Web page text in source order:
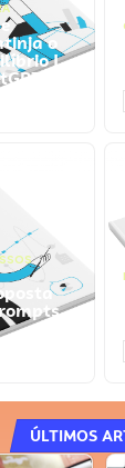
o
|
ÚLTIMOS